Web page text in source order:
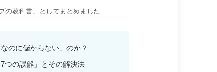
の教科書」としてまとめました
のに儲からない」のか？
つの誤解」とその解決法